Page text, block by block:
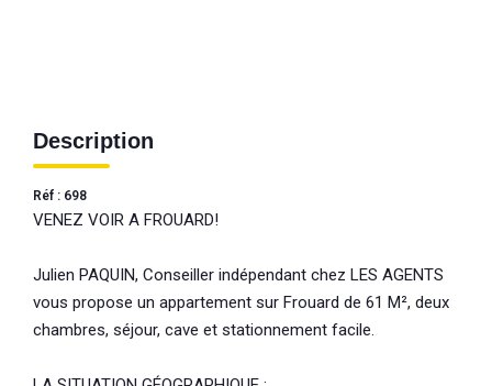
Description
Réf : 698
VENEZ VOIR A FROUARD!
Julien PAQUIN, Conseiller indépendant chez LES AGENTS
vous propose un appartement sur Frouard de 61 M², deux
chambres, séjour, cave et stationnement facile.